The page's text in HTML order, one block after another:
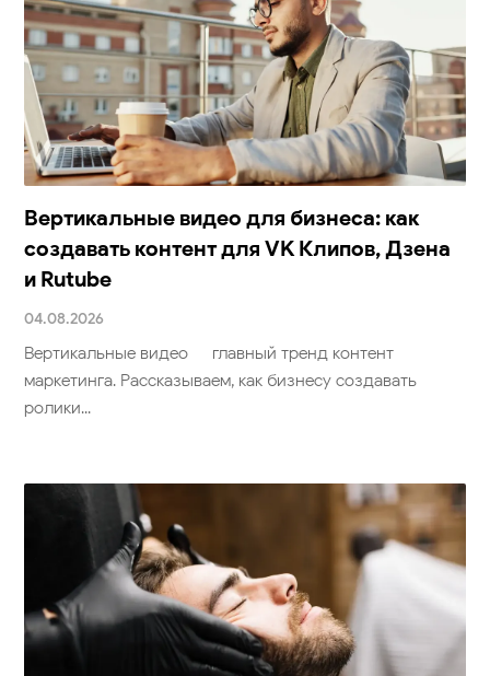
Вертикальные видео для бизнеса: как
создавать контент для VK Клипов, Дзена
и Rutube
04.08.2026
Вертикальные видео — главный тренд контент-
маркетинга. Рассказываем, как бизнесу создавать
ролики...